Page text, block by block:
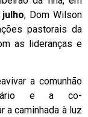
julho, Dom Wilson
pastorais da
as lideranças e
a comunhão
e a co-
a caminhada à luz